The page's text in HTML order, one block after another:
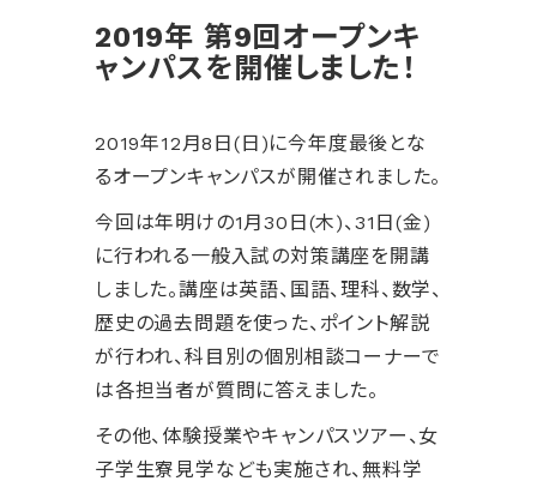
2019年 第9回オープンキ
ャンパスを開催しました！
2019年12月8日(日)に今年度最後とな
るオープンキャンパスが開催されました。
今回は年明けの1月30日(木)、31日(金)
に行われる一般入試の対策講座を開講
しました。講座は英語、国語、理科、数学、
歴史の過去問題を使った、ポイント解説
が行われ、科目別の個別相談コーナーで
は各担当者が質問に答えました。
その他、体験授業やキャンパスツアー、女
子学生寮見学なども実施され、無料学